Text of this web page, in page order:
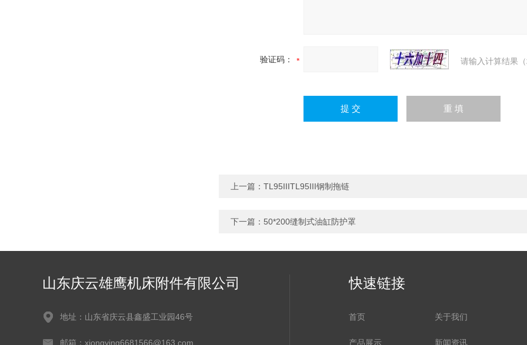
验证码： 请输入计算结果
上一篇： TL95IIITL95III钢制拖链
下一篇： 50*200缝制式油缸防护罩
山东庆云雄鹰机床附件有限公司
地址：山东省庆云县鑫盛工业园46号
邮箱：xiongying6681566@163.com
快速链接
首页 关于我们
产品展示 新闻资讯